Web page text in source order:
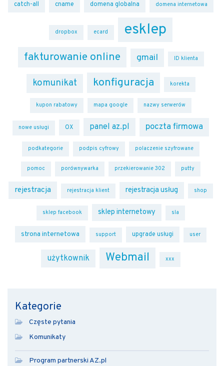
catch-all cname domena globalna domena internetowa
dropbox ecard esklep
fakturowanie online gmail ID klienta
komunikat konfiguracja korekta
kupon rabatowy mapa google nazwy serwerów
nowe usługi OX panel az.pl poczta firmowa
podkategorie podpis cyfrowy polaczenie szyfrowane
pomoc porównywarka przekierowanie 302 putty
rejestracja rejestracja klient rejestracja usług shop
sklep facebook sklep internetowy sla
strona internetowa support upgrade usługi user
użytkownik Webmail xxx
Kategorie
Częste pytania
Komunikaty
Program partnerski AZ.pl